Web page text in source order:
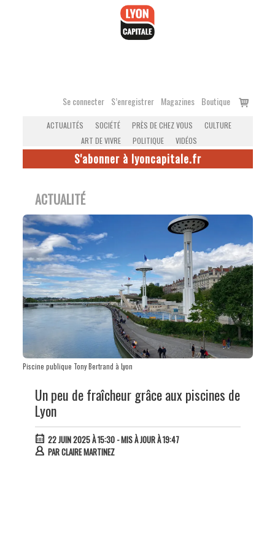
Se connecter S’enregistrer Magazines Boutique
Voir
ACTUALITÉS SOCIÉTÉ PRÈS DE CHEZ VOUS
CULTURE
ART DE VIVRE
POLITIQUE VIDÉOS
S'abonner à lyoncapitale.fr
ACTUALITÉ
Piscine publique Tony Bertrand à Lyon
Un peu de fraîcheur grâce aux piscines de
Lyon
22 JUIN 2025 À 15:30- MIS À JOUR À 19:47
PARCLAIRE MARTINEZ